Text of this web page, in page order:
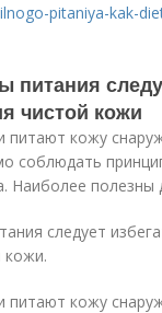
pitaniya-kak-
питания
чистой кожи
питают кожу
соблюдать
Наиболее полезны
следует
кожи.
питают кожу